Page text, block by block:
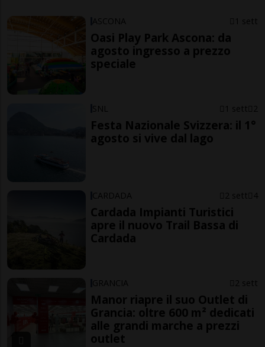
ASCONA 1 sett
Oasi Play Park Ascona: da
agosto ingresso a prezzo
speciale
SNL 1 sett 2
Festa Nazionale Svizzera: il 1°
agosto si vive dal lago
CARDADA 2 sett 4
Cardada Impianti Turistici
apre il nuovo Trail Bassa di
Cardada
GRANCIA 2 sett
Manor riapre il suo Outlet di
Grancia: oltre 600 m² dedicati
alle grandi marche a prezzi
outlet